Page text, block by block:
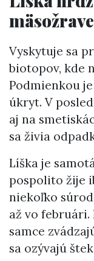
Vyskytuje sa
biotopov, kde
Podmienkou
úkryt. V
aj na
sa živia
Líška je
pospolito žije
niekoľko
až vo
samce
sa ozývajú